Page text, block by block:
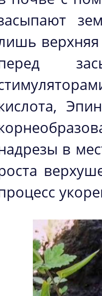
верхняя
в